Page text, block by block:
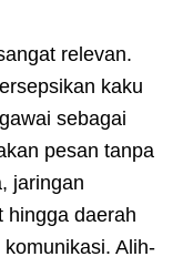
relevan.
kaku
sebagai
pesan tanpa
jaringan
hingga daerah
Alih-